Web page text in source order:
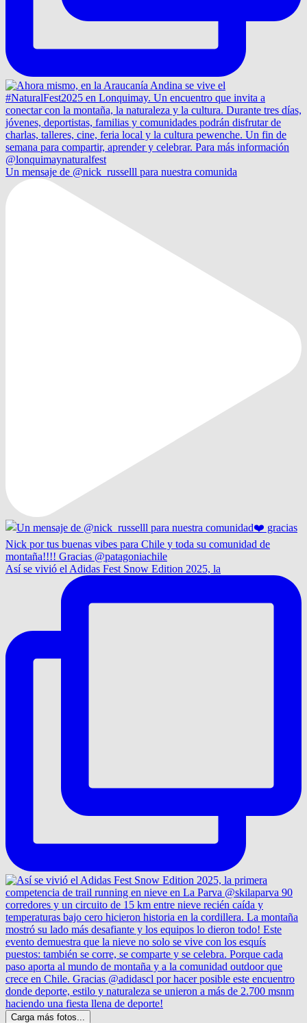
Un mensaje de @nick_russelll para nuestra comunida
Así se vivió el Adidas Fest Snow Edition 2025, la
Carga más fotos...